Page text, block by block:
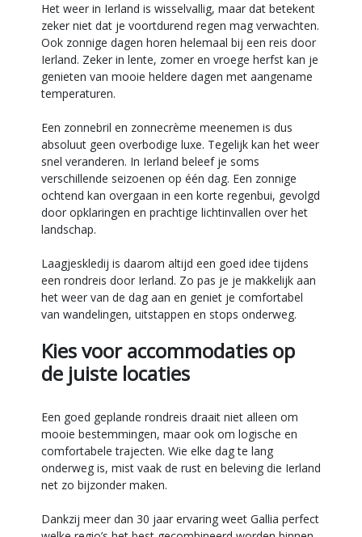
Het weer in Ierland is wisselvallig, maar dat betekent
zeker niet dat je voortdurend regen mag verwachten.
Ook zonnige dagen horen helemaal bij een reis door
Ierland. Zeker in lente, zomer en vroege herfst kan je
genieten van mooie heldere dagen met aangename
temperaturen.
Een zonnebril en zonnecrème meenemen is dus
absoluut geen overbodige luxe. Tegelijk kan het weer
snel veranderen. In Ierland beleef je soms
verschillende seizoenen op één dag. Een zonnige
ochtend kan overgaan in een korte regenbui, gevolgd
door opklaringen en prachtige lichtinvallen over het
landschap.
Laagjeskledij is daarom altijd een goed idee tijdens
een rondreis door Ierland. Zo pas je je makkelijk aan
het weer van de dag aan en geniet je comfortabel
van wandelingen, uitstappen en stops onderweg.
Kies voor accommodaties op
de juiste locaties
Een goed geplande rondreis draait niet alleen om
mooie bestemmingen, maar ook om logische en
comfortabele trajecten. Wie elke dag te lang
onderweg is, mist vaak de rust en beleving die Ierland
net zo bijzonder maken.
Dankzij meer dan 30 jaar ervaring weet Gallia perfect